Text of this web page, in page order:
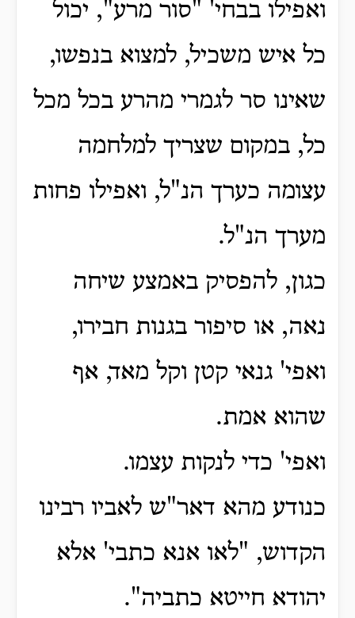
ואפילו בבחי' "סור מרע", יכול
כל איש משכיל, למצוא בנפשו,
שאינו סר לגמרי מהרע בכל מכל
כל, במקום שצריך למלחמה
עצומה כערך הנ"ל, ואפילו פחות
מערך הנ"ל.
כגון, להפסיק באמצע שיחה
נאה, או סיפור בגנות חבירו,
ואפי' גנאי קטן וקל מאד, אף
שהוא אמת.
ואפי' כדי לנקות עצמו.
כנודע מהא דאר"ש לאביו רבינו
הקדוש, "לאו אנא כתבי' אלא
יהודא חייטא כתביה".